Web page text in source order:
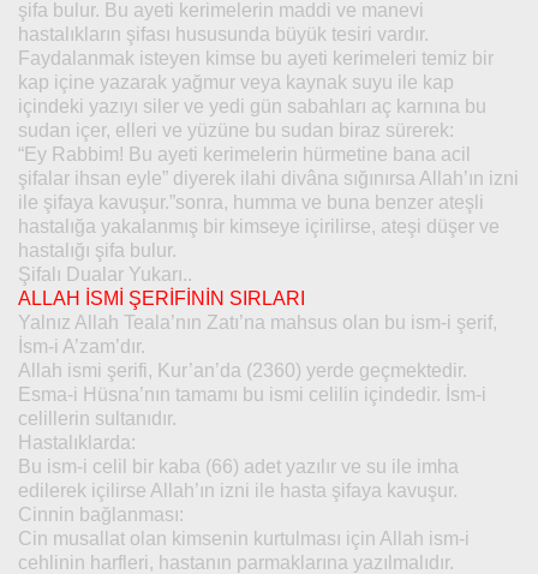
şifa bulur. Bu ayeti kerimelerin maddi ve manevi
hastalıkların şifası hususunda büyük tesiri vardır.
Faydalanmak isteyen kimse bu ayeti kerimeleri temiz bir
kap içine yazarak yağmur veya kaynak suyu ile kap
içindeki yazıyı siler ve yedi gün sabahları aç karnına bu
sudan içer, elleri ve yüzüne bu sudan biraz sürerek:
“Ey Rabbim! Bu ayeti kerimelerin hürmetine bana acil
şifalar ihsan eyle” diyerek ilahi divâna sığınırsa Allah’ın izni
ile şifaya kavuşur.”sonra, humma ve buna benzer ateşli
hastalığa yakalanmış bir kimseye içirilirse, ateşi düşer ve
hastalığı şifa bulur.
Şifalı Dualar Yukarı..
ALLAH İSMİ ŞERİFİNİN SIRLARI
Yalnız Allah Teala’nın Zatı’na mahsus olan bu ism-i şerif,
İsm-i A’zam’dır.
Allah ismi şerifi, Kur’an’da (2360) yerde geçmektedir.
Esma-i Hüsna’nın tamamı bu ismi celilin içindedir. İsm-i
celillerin sultanıdır.
Hastalıklarda:
Bu ism-i celil bir kaba (66) adet yazılır ve su ile imha
edilerek içilirse Allah’ın izni ile hasta şifaya kavuşur.
Cinnin bağlanması:
Cin musallat olan kimsenin kurtulması için Allah ism-i
cehlinin harfleri, hastanın parmaklarına yazılmalıdır.